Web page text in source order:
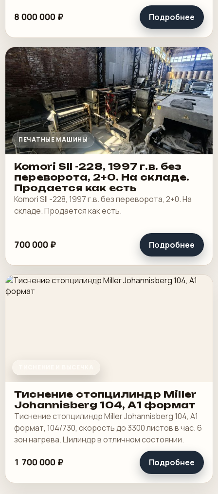
8 000 000 ₽ Подробнее
ПЕЧАТНЫЕ МАШИНЫ
Komori SII -228, 1997 г.в. без
переворота, 2+0. На складе.
Продается как есть
Komori SII -228, 1997 г.в. без переворота, 2+0. На
складе. Продается как есть.
700 000 ₽ Подробнее
Тиснение стопцилиндр Miller
Johannisberg 104, А1 формат
Тиснение стопцилиндр Miller Johannisberg 104, А1
формат, 104/730, скорость до 3300 листов в час. 6
зон нагрева. Цилиндр в отличном состоянии.
1 700 000 ₽ Подробнее